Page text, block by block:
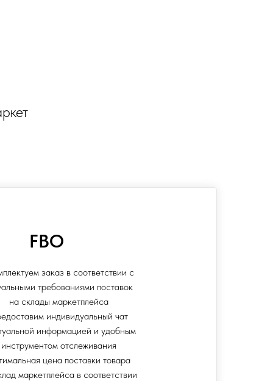
FBO
заказ в соответствии с
требованиями поставок
на склады маркетплейса
индивидуальный чат
информацией и удобным
инструментом отслеживания
цена поставки товара
маркетплейса в соответствии